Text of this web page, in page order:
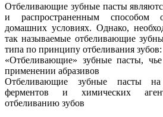
Отбеливающие зубные пасты
и распространенным способом
домашних условиях. Однако,
так называемые отбеливающие
типа по принципу отбеливания зубов:
«Отбеливающие» зубные пасты,
применении абразивов
Отбеливающие зубные пасты на
ферментов и химических
отбеливанию зубов